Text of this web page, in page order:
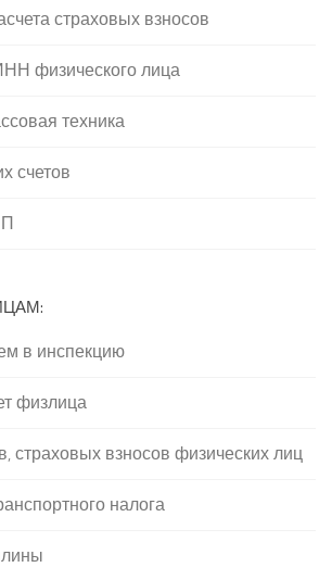
страховых взносов
физического лица
техника
счетов
в инспекцию
физлица
страховых взносов физических лиц
налога